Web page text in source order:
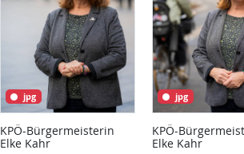
jpg
KPÖ-Bürgermeisterin
Elke Kahr
jpg
KPÖ-
Elke Kahr